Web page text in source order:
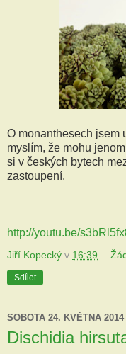
O monanthesech jsem
myslím, že mohu
si v českých bytech
zastoupení.
http://youtu.be/
Jiří Kopecký v 16:39
Sdílet
SOBOTA 24. KVĚTNA 2014
Dischidia